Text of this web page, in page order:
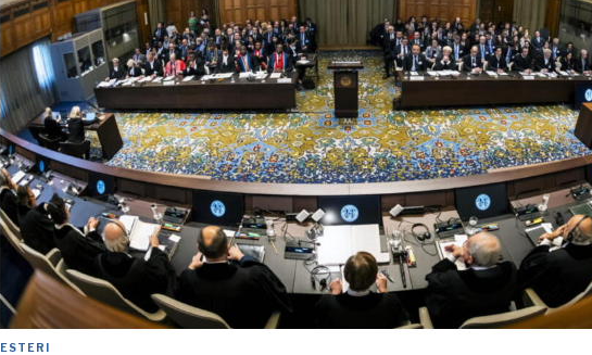
ESTERI